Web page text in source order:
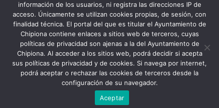
Síguenos en Instagram
información de los usuarios, ni registra las direcciones IP de
acceso. Únicamente se utilizan cookies propias, de sesión, con
finalidad técnica. El portal del que es titular el Ayuntamiento de
Chipiona contiene enlaces a sitios web de terceros, cuyas
políticas de privacidad son ajenas a la del Ayuntamiento de
Chipiona. Al acceder a los sitios web, podrá decidir si acepta
sus políticas de privacidad y de cookies. Si navega por internet,
podrá aceptar o rechazar las cookies de terceros desde la
configuración de su navegador.
Aceptar